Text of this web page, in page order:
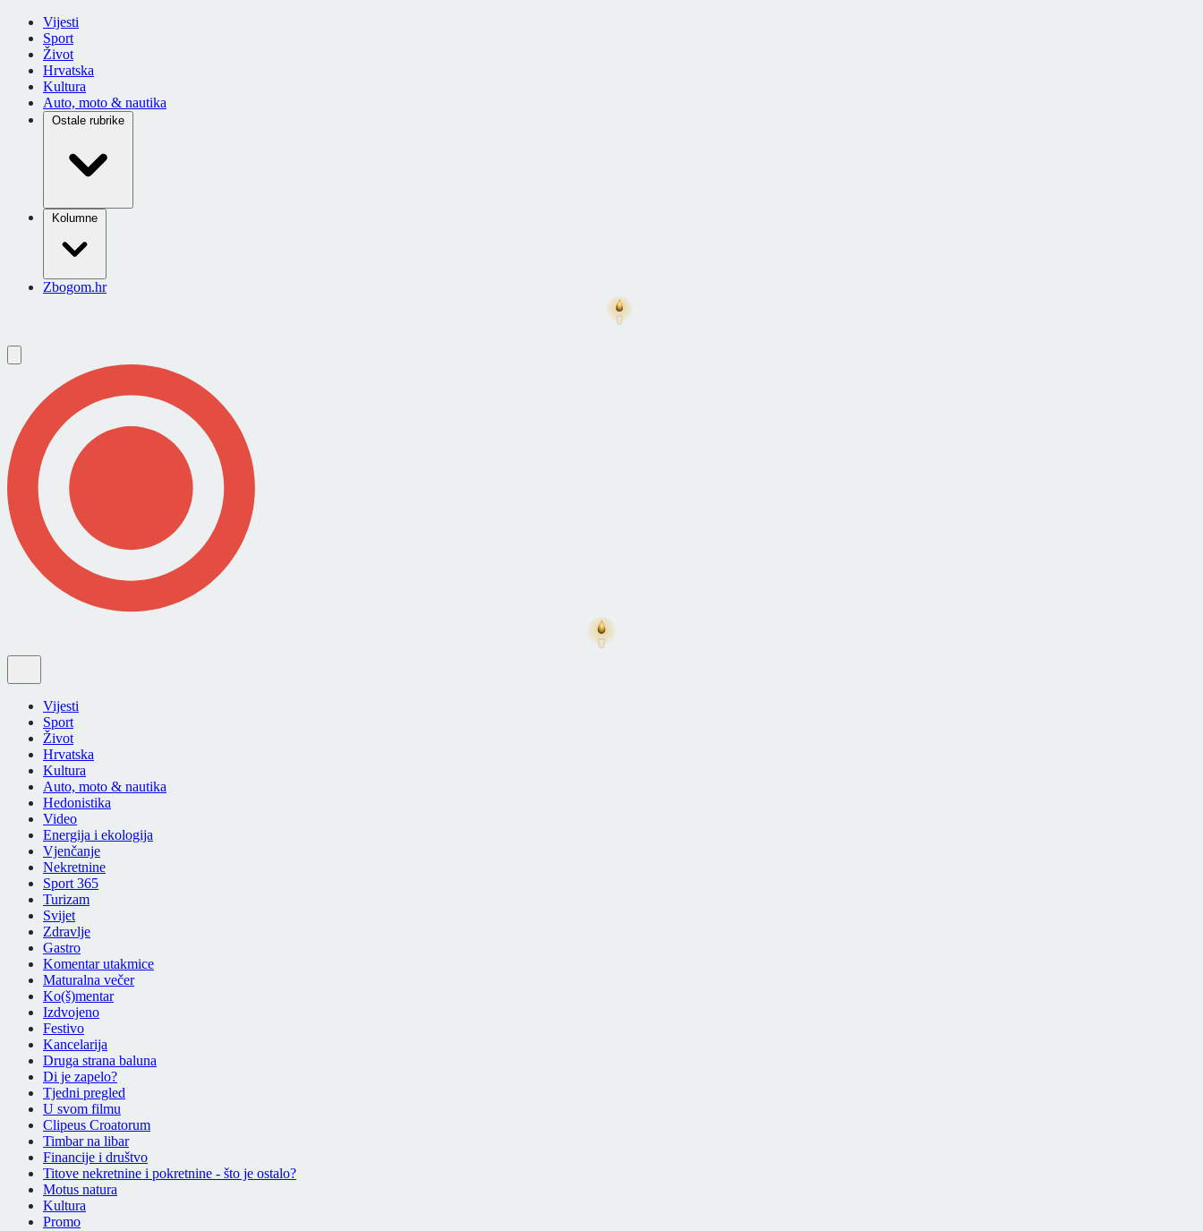
Vijesti
Sport
Život
Hrvatska
Kultura
Auto, moto & nautika
Ostale rubrike
Kolumne
Zbogom.hr
Vijesti
Sport
Život
Hrvatska
Kultura
Auto, moto & nautika
Hedonistika
Video
Energija i ekologija
Vjenčanje
Nekretnine
Sport 365
Turizam
Svijet
Zdravlje
Gastro
Komentar utakmice
Maturalna večer
Ko(š)mentar
Izdvojeno
Festivo
Kancelarija
Druga strana baluna
Di je zapelo?
Tjedni pregled
U svom filmu
Clipeus Croatorum
Timbar na libar
Financije i društvo
Titove nekretnine i pokretnine - što je ostalo?
Motus natura
Kultura
Promo